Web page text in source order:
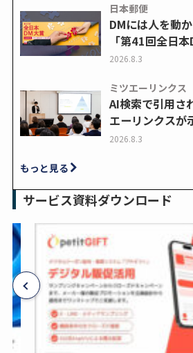
日本郵便
DMには人を動
「第41回全日
2026.8.3
ミツエーリンクス
AI検索で引用
エーリンクスが
2026.8.3
もっと見る
サービス資料ダウンロード